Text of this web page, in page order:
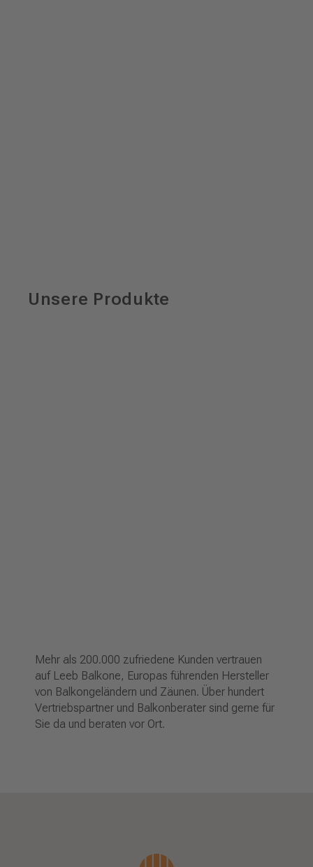
Unsere Produkte
Mehr als 200.000 zufriedene Kunden vertrauen
auf Leeb Balkone, Europas führenden Hersteller
von Balkongeländern und Zäunen. Über hundert
Vertriebspartner und Balkonberater sind gerne für
Sie da und beraten vor Ort.